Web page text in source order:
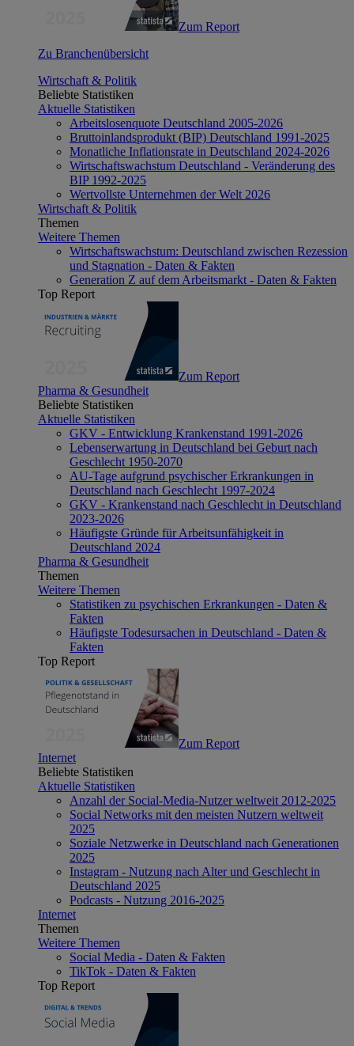
Zum Report
Zu Branchenübersicht
Wirtschaft & Politik
Beliebte Statistiken
Aktuelle Statistiken
Arbeitslosenquote Deutschland 2005-2026
Bruttoinlandsprodukt (BIP) Deutschland 1991-2025
Monatliche Inflationsrate in Deutschland 2024-2026
Wirtschaftswachstum Deutschland - Veränderung des
BIP 1992-2025
Wertvollste Unternehmen der Welt 2026
Wirtschaft & Politik
Themen
Weitere Themen
Wirtschaftswachstum: Deutschland zwischen Rezession
und Stagnation - Daten & Fakten
Generation Z auf dem Arbeitsmarkt - Daten & Fakten
Top Report
Zum Report
Pharma & Gesundheit
Beliebte Statistiken
Aktuelle Statistiken
GKV - Entwicklung Krankenstand 1991-2026
Lebenserwartung in Deutschland bei Geburt nach
Geschlecht 1950-2070
AU-Tage aufgrund psychischer Erkrankungen in
Deutschland nach Geschlecht 1997-2024
GKV - Krankenstand nach Geschlecht in Deutschland
2023-2026
Häufigste Gründe für Arbeitsunfähigkeit in
Deutschland 2024
Pharma & Gesundheit
Themen
Weitere Themen
Statistiken zu psychischen Erkrankungen - Daten &
Fakten
Häufigste Todesursachen in Deutschland - Daten &
Fakten
Top Report
Zum Report
Internet
Beliebte Statistiken
Aktuelle Statistiken
Anzahl der Social-Media-Nutzer weltweit 2012-2025
Social Networks mit den meisten Nutzern weltweit
2025
Soziale Netzwerke in Deutschland nach Generationen
2025
Instagram - Nutzung nach Alter und Geschlecht in
Deutschland 2025
Podcasts - Nutzung 2016-2025
Internet
Themen
Weitere Themen
Social Media - Daten & Fakten
TikTok - Daten & Fakten
Top Report